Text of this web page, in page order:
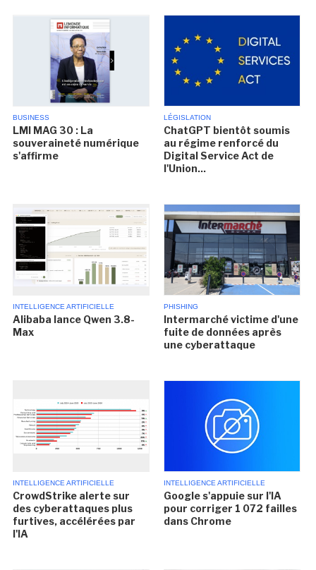
BUSINESS
LMI MAG 30 : La
souveraineté numérique
s'affirme
LÉGISLATION
ChatGPT bientôt soumis
au régime renforcé du
Digital Service Act de
l'Union...
INTELLIGENCE ARTIFICIELLE
Alibaba lance Qwen 3.8-
Max
PHISHING
Intermarché victime d'une
fuite de données après
une cyberattaque
INTELLIGENCE ARTIFICIELLE
CrowdStrike alerte sur
des cyberattaques plus
furtives, accélérées par
l'IA
INTELLIGENCE ARTIFICIELLE
Google s'appuie sur l'IA
pour corriger 1 072 failles
dans Chrome